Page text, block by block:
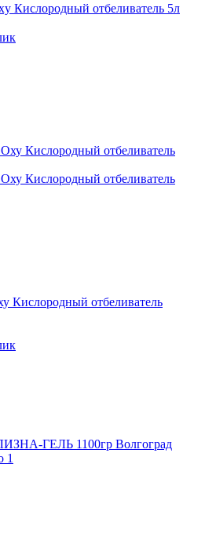
Кислородный отбеливатель 5л
Кислородный отбеливатель